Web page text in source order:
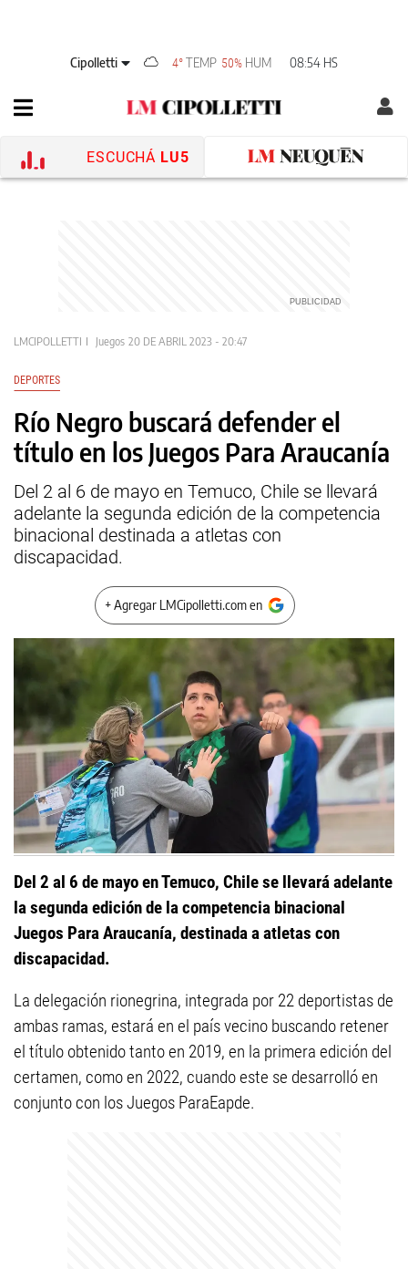
Cipolletti 4°TEMP 50% HUM 08:54 HS
ESCUCHÁ LU5
LMCIPOLLETTI Juegos 20 DE ABRIL 2023 - 20:47
DEPORTES
Río Negro buscará defender el
título en los Juegos Para Araucanía
Del 2 al 6 de mayo en Temuco, Chile se llevará
adelante la segunda edición de la competencia
binacional destinada a atletas con
discapacidad.
+ Agregar LMCipolletti.com en
Del 2 al 6 de mayo en Temuco, Chile se llevará adelante
la segunda edición de la competencia binacional
Juegos Para Araucanía, destinada a atletas con
discapacidad.
La delegación rionegrina, integrada por 22 deportistas de
ambas ramas, estará en el país vecino buscando retener
el título obtenido tanto en 2019, en la primera edición del
certamen, como en 2022, cuando este se desarrolló en
conjunto con los Juegos ParaEapde.